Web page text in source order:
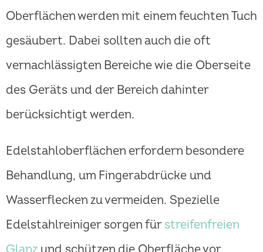
Oberflächen werden mit einem feuchten Tuch
gesäubert. Dabei sollten auch die oft
vernachlässigten Bereiche wie die Oberseite
des Geräts und der Bereich dahinter
berücksichtigt werden.
Edelstahloberflächen erfordern besondere
Behandlung, um Fingerabdrücke und
Wasserflecken zu vermeiden. Spezielle
Edelstahlreiniger sorgen für streifenfreien